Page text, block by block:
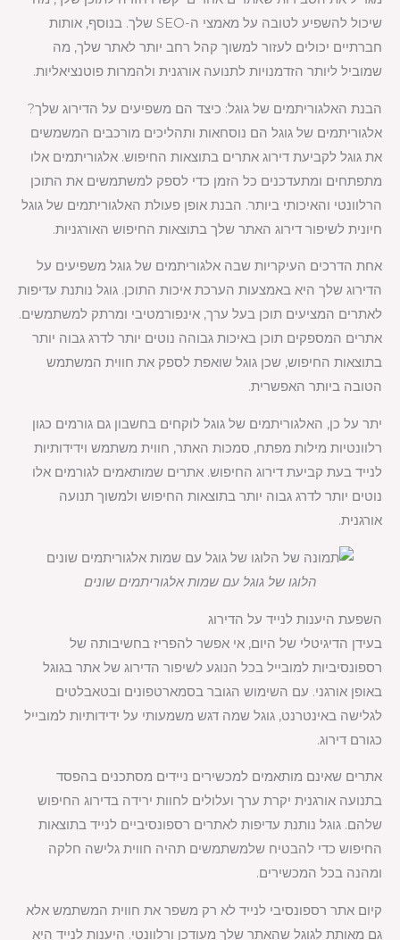
שיכול להשפיע לטובה על מאמצי ה-SEO שלך. בנוסף, אותות
חברתיים יכולים לעזור למשוך קהל רחב יותר לאתר שלך, מה
שמוביל ליותר הזדמנויות לתנועה אורגנית ולהמרות פוטנציאליות.
הבנת האלגוריתמים של גוגל: כיצד הם משפיעים על הדירוג שלך?
אלגוריתמים של גוגל הם נוסחאות ותהליכים מורכבים המשמשים
את גוגל לקביעת דירוג אתרים בתוצאות החיפוש. אלגוריתמים אלו
מתפתחים ומתעדכנים כל הזמן כדי לספק למשתמשים את התוכן
הרלוונטי והאיכותי ביותר. הבנת אופן פעולת האלגוריתמים של גוגל
חיונית לשיפור דירוג האתר שלך בתוצאות החיפוש האורגניות.
אחת הדרכים העיקריות שבה אלגוריתמים של גוגל משפיעים על
הדירוג שלך היא באמצעות הערכת איכות התוכן. גוגל נותנת עדיפות
לאתרים המציעים תוכן בעל ערך, אינפורמטיבי ומרתק למשתמשים.
אתרים המספקים תוכן באיכות גבוהה נוטים יותר לדרג גבוה יותר
בתוצאות החיפוש, שכן גוגל שואפת לספק את חווית המשתמש
הטובה ביותר האפשרית.
יתר על כן, האלגוריתמים של גוגל לוקחים בחשבון גם גורמים כגון
רלוונטיות מילות מפתח, סמכות האתר, חווית משתמש וידידותיות
לנייד בעת קביעת דירוג החיפוש. אתרים שמותאמים לגורמים אלו
נוטים יותר לדרג גבוה יותר בתוצאות החיפוש ולמשוך תנועה
אורגנית.
הלוגו של גוגל עם שמות אלגוריתמים שונים
השפעת היענות לנייד על הדירוג
בעידן הדיגיטלי של היום, אי אפשר להפריז בחשיבותה של
רספונסיביות למובייל בכל הנוגע לשיפור הדירוג של אתר בגוגל
באופן אורגני. עם השימוש הגובר בסמארטפונים ובטאבלטים
לגלישה באינטרנט, גוגל שמה דגש משמעותי על ידידותיות למובייל
כגורם דירוג.
אתרים שאינם מותאמים למכשירים ניידים מסתכנים בהפסד
בתנועה אורגנית יקרת ערך ועלולים לחוות ירידה בדירוג החיפוש
שלהם. גוגל נותנת עדיפות לאתרים רספונסיביים לנייד בתוצאות
החיפוש כדי להבטיח שלמשתמשים תהיה חווית גלישה חלקה
ומהנה בכל המכשירים.
קיום אתר רספונסיבי לנייד לא רק משפר את חווית המשתמש אלא
גם מאותת לגוגל שהאתר שלך מעודכן ורלוונטי. היענות לנייד היא